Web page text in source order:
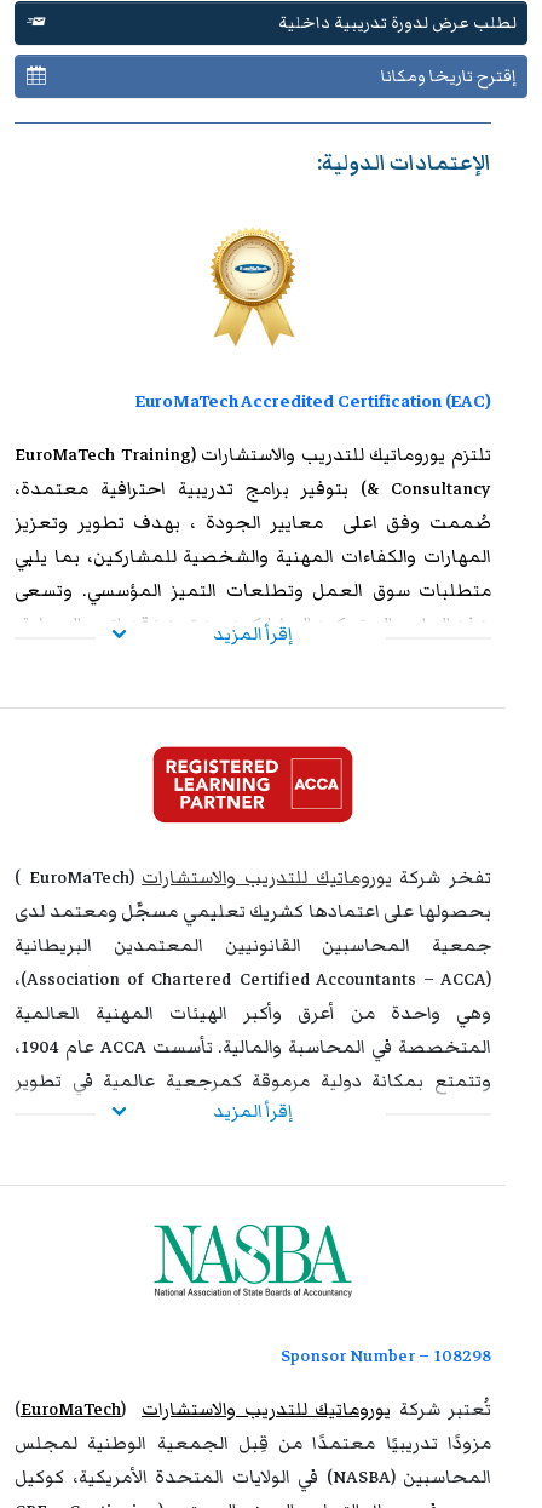
لطلب عرض لدورة تدريبية داخلية
إقترح تاريخا ومكانا
الإعتمادات الدولية:
EuroMaTech Accredited Certification (EAC)
تلتزم يوروماتيك للتدريب
والاستشارات (EuroMaTech Training
& Consultancy) بتوفير برامج تدريبية احترافية معتمدة،
صُممت وفق اعلى معايير الجودة ، بهدف تطوير وتعزيز
المهارات والكفاءات المهنية والشخصية للمشاركين، بما يلبي
متطلبات سوق العمل وتطلعات التميز المؤسسي. وتسعى
هذه البرامج إلى تمكين المشاركين من تعزيز قدراتهم العملية،
بنجاح، يحصل المشاركون على شهادة معتمدة من
تتمتع بالاعتراف والموثوقية إقليميًا ودوليًا، مما يمنحها قيمة
استراتيجية عالية. وتُشكل هذه الشهادة إضافة نوعية لمسار
الوظيفي وتحقيق التفوق والتميز داخل مؤسساتهم وخارجها.
إقرأ المزيد
تفخر شركة يوروماتيك للتدريب والاستشارات
(EuroMaTech )
بحصولها على اعتمادها كشريك تعليمي مسجَّل ومعتمد لدى
جمعية المحاسبين القانونيين المعتمدين البريطانية
(Association of Chartered Certified Accountants – ACCA)،
وهي واحدة من أعرق وأكبر الهيئات المهنية العالمية
المتخصصة في المحاسبة والمالية. تأسست ACCA عام 1904،
وتتمتع بمكانة دولية مرموقة كمرجعية عالمية في تطوير
ممارسات المحاسبة وإعداد المهنيين المؤهلين لتلبية
تدريبية بمعايير عالمية عالية الجودة، مصممة خصيصًا لتلبية
احتياجات المحاسبين والمهنيين في مختلف القطاعات. ومن
خلال هذا الاعتماد، توفر يوروماتيك للمشاركين إمكانية الالتحاق
تعزيز خبراتهم المهنية، ودعم جاهزيتهم لمواكبة التغيرات
المتسارعة في عالم الأعمال والتمويل.
كما تعكس هذه الشراكة الاستراتيجية بين يوروماتيك وACCA
رؤية مشتركة تهدف إلىرفع كفاءة رأس المال البشري ، وإعداد
إقرأ المزيد
Sponsor Number – 108298
تُعتبر شركة يوروماتيك للتدريب والاستشارات (
EuroMaTech
)
مزودًا تدريبيًا معتمدًا من قِبل الجمعية الوطنية لمجلس
المحاسبين (NASBA) في الولايات المتحدة الأمريكية، كوكيل